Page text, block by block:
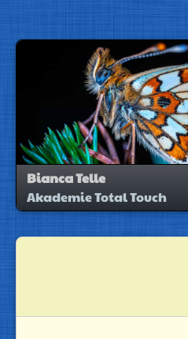
Bianca Telle
Akademie Total Touch